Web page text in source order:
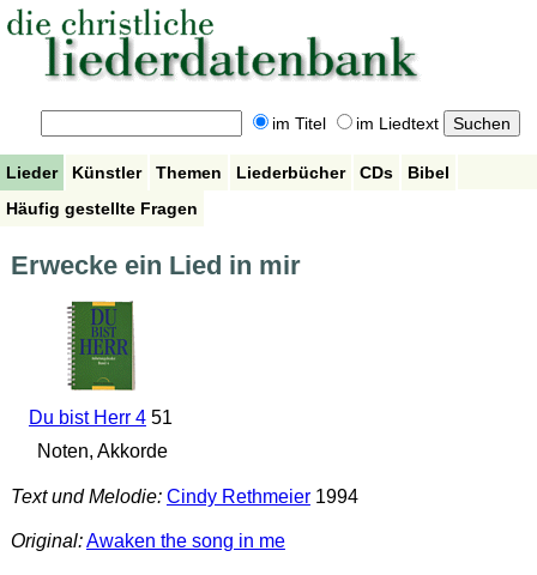
im Titel im Liedtext
Lieder Künstler Themen Liederbücher CDs
Bibel
Häufig gestellte Fragen
Erwecke ein Lied in mir
Du bist Herr 451
Noten, Akkorde
Text und Melodie: Cindy Rethmeier1994
Original:Awaken the song in me